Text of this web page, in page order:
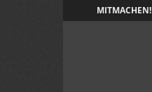
MITMACHEN!